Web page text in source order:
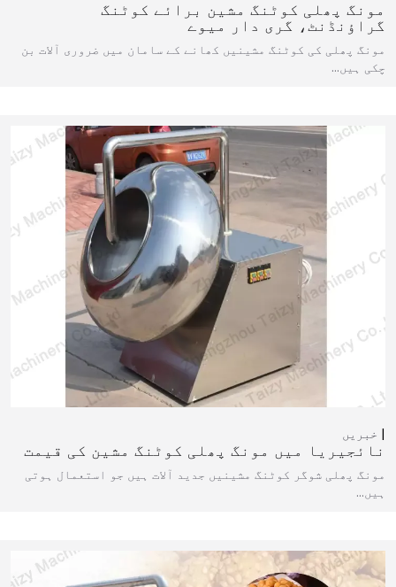
مونگ پھلی کوٹنگ مشین برائے کوٹنگ
گراؤنڈنٹ، گری دار میوے
مونگ پھلی کی کوٹنگ مشینیں کھانے کے سامان میں ضروری آلات بن
چکی ہیں…
خبریں
نائجیریا میں مونگ پھلی کوٹنگ مشین کی قیمت
مونگ پھلی شوگر کوٹنگ مشینیں جدید آلات ہیں جو استعمال ہوتی
ہیں…